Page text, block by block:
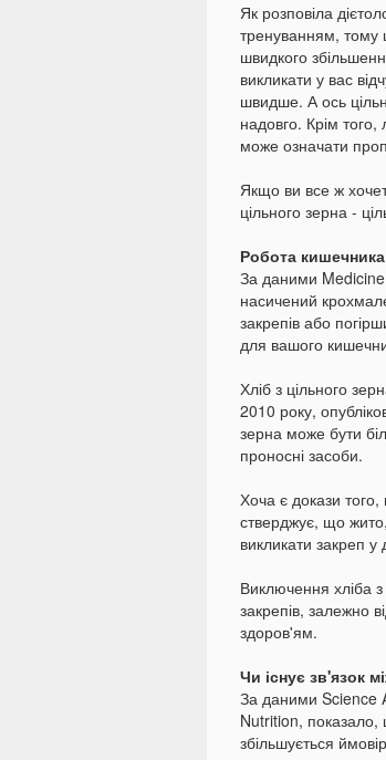
Як розповіла
тренуванням,
швидкого
викликати у вас
швидше. А ось
надовго. Крім того,
може означати
Якщо ви все ж
цільного зерна -
Робота кишечника
За даними
насичений
закрепів або
для вашого
Хліб з цільного
2010 року,
зерна може бути
проносні засоби.
Хоча є докази
стверджує, що
викликати закреп
Виключення хліба
закрепів, залежно
здоров'ям.
Чи існує зв'язок
За даними Science
Nutrition, показало,
збільшується